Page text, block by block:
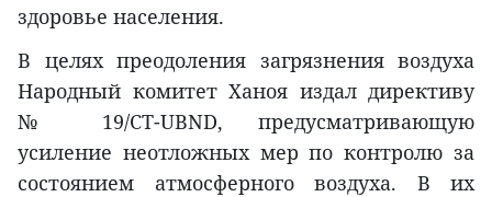
здоровье населения.
В целях преодоления загрязнения воздуха
Народный комитет Ханоя издал директиву
№ 19/CT-UBND, предусматривающую
усиление неотложных мер по контролю за
состоянием атмосферного воздуха. В их